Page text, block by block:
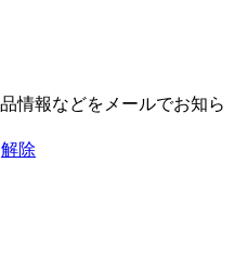
情報などをメールでお知ら
解除